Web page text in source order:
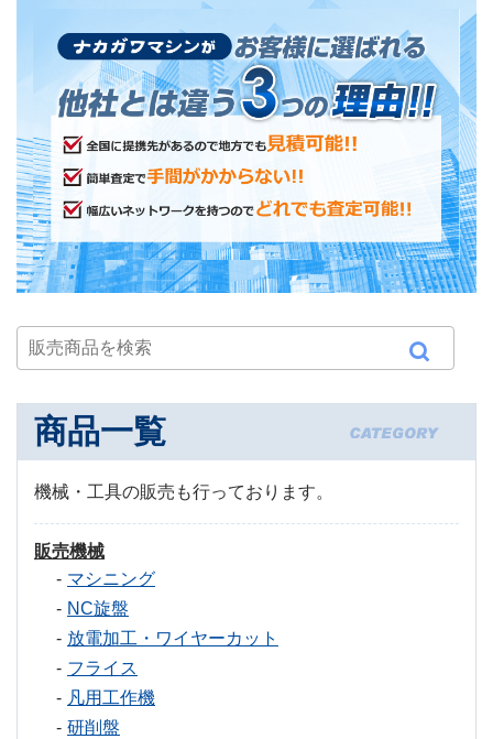
商品一覧
機械・工具の販売も行っております。
販売機械
マシニング
NC旋盤
放電加工・ワイヤーカット
フライス
凡用工作機
研削盤